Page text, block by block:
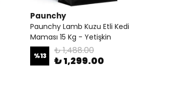
Paunchy
Paunchy Lamb Kuzu Etli Kedi
Maması 15 Kg - Yetişkin
%13 ₺ 1,488.00
₺ 1,299.00